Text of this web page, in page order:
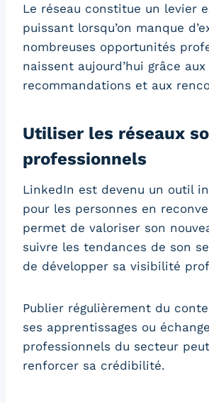
Le réseau constitue un levier
puissant lorsqu’on manque
nombreuses opportunités
naissent aujourd’hui grâce
recommandations et aux
Utiliser les réseaux
professionnels
LinkedIn est devenu un outil
pour les personnes en
permet de valoriser son
suivre les tendances de son
de développer sa visibilité
Publier régulièrement du
ses apprentissages ou
professionnels du secteur
renforcer sa crédibilité.